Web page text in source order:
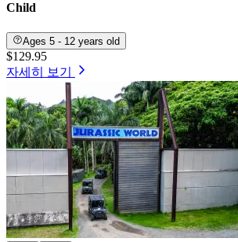
Child
Ages 5 - 12 years old
$129.95
자세히 보기